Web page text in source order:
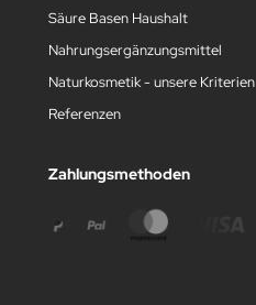
Säure Basen Haushalt
Nahrungsergänzungsmittel
Naturkosmetik - unsere Kriterien
Referenzen
Zahlungsmethoden